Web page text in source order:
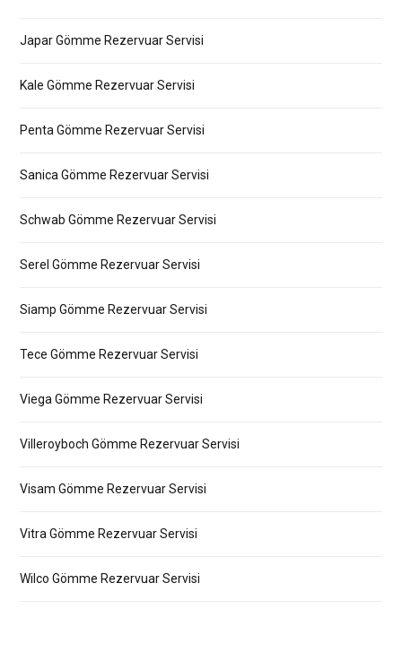
Japar Gömme Rezervuar Servisi
Kale Gömme Rezervuar Servisi
Penta Gömme Rezervuar Servisi
Sanica Gömme Rezervuar Servisi
Schwab Gömme Rezervuar Servisi
Serel Gömme Rezervuar Servisi
Siamp Gömme Rezervuar Servisi
Tece Gömme Rezervuar Servisi
Viega Gömme Rezervuar Servisi
Villeroyboch Gömme Rezervuar Servisi
Visam Gömme Rezervuar Servisi
Vitra Gömme Rezervuar Servisi
Wilco Gömme Rezervuar Servisi